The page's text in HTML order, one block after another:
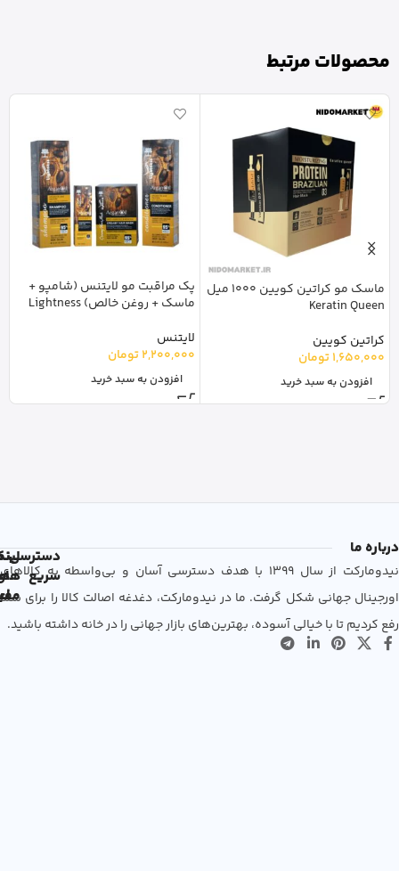
محصولات مرتبط
ماسک مو کراتین کویین 1000 میل
Keratin Queen
کراتین کویین
1,650,000تومان
افزودن به سبد خرید
پک مراقبت مو لایتنس (شامپو +
ماسک + روغن خالص) Lightness
لایتنس
2,200,000تومان
افزودن به سبد خرید
درباره ما
نیدومارکت از سال 1399 با هدف دسترسی آسان و بی‌واسطه به کالاهای
اورجینال جهانی شکل گرفت. ما در نیدومارکت، دغدغه اصالت کالا را برای شما
رفع کردیم تا با خیالی آسوده، بهترین‌های بازار جهانی را در خانه داشته باشید.
دسترسی
سریع